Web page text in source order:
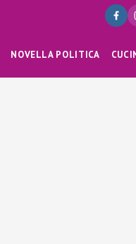
NOVELLA POLITICA